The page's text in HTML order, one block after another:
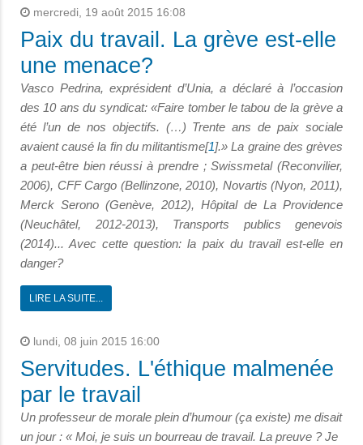
mercredi, 19 août 2015 16:08
Paix du travail. La grève est-elle
une menace?
Vasco Pedrina, exprésident d’Unia, a déclaré à l’occasion
des 10 ans du syndicat: «Faire tomber le tabou de la grève a
été l’un de nos objectifs. (…) Trente ans de paix sociale
avaient causé la fin du militantisme[1].» La graine des grèves
a peut-être bien réussi à prendre ; Swissmetal (Reconvilier,
2006), CFF Cargo (Bellinzone, 2010), Novartis (Nyon, 2011),
Merck Serono (Genève, 2012), Hôpital de La Providence
(Neuchâtel, 2012-2013), Transports publics genevois
(2014)... Avec cette question: la paix du travail est-elle en
danger?
LIRE LA SUITE...
lundi, 08 juin 2015 16:00
Servitudes. L'éthique malmenée
par le travail
Un professeur de morale plein d’humour (ça existe) me disait
un jour : « Moi, je suis un bourreau de travail. La preuve ? Je